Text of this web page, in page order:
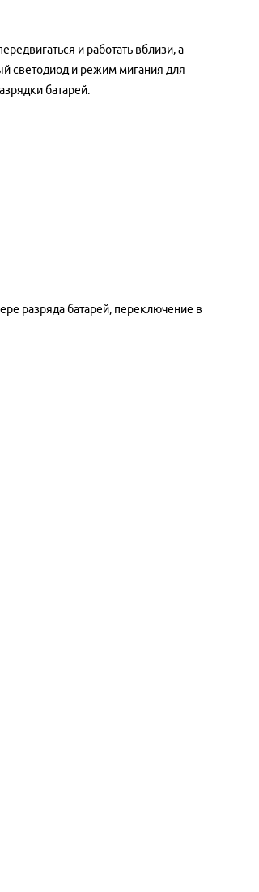
и работать вблизи, а
светодиод и режим мигания для
батарей.
разряда батарей, переключение в